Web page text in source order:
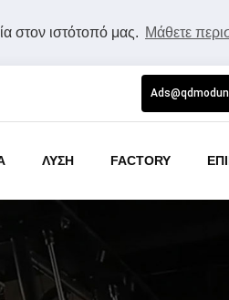
στον ιστότοπό μας. Μάθετε
ΛΥΣΗ FACTORY